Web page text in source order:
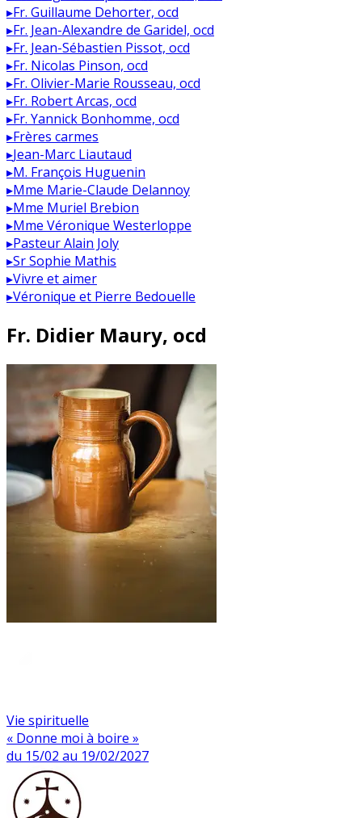
▸Fr. Guillaume Dehorter, ocd
▸Fr. Jean-Alexandre de Garidel, ocd
▸Fr. Jean-Sébastien Pissot, ocd
▸Fr. Nicolas Pinson, ocd
▸Fr. Olivier-Marie Rousseau, ocd
▸Fr. Robert Arcas, ocd
▸Fr. Yannick Bonhomme, ocd
▸Frères carmes
▸Jean-Marc Liautaud
▸M. François Huguenin
▸Mme Marie-Claude Delannoy
▸Mme Muriel Brebion
▸Mme Véronique Westerloppe
▸Pasteur Alain Joly
▸Sr Sophie Mathis
▸Vivre et aimer
▸Véronique et Pierre Bedouelle
Fr. Didier Maury, ocd
Vie spirituelle
« Donne moi à boire »
du 15/02 au 19/02/2027